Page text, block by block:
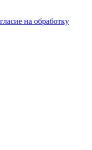
на обработку